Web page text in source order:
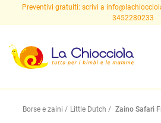
Preventivi gratuiti: scrivi a
3452280233
Borse e zaini Little Dutch Zaino Safari